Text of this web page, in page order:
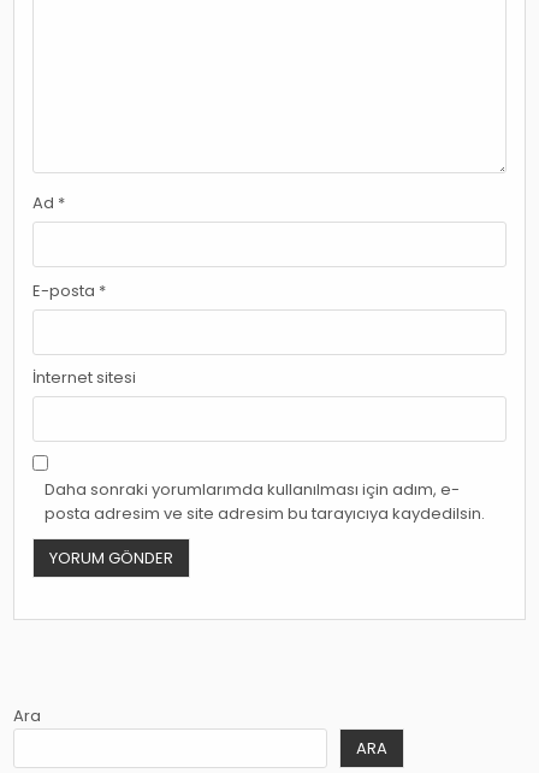
Ad *
E-posta *
İnternet sitesi
Daha sonraki yorumlarımda kullanılması için adım, e-
posta adresim ve site adresim bu tarayıcıya kaydedilsin.
Ara
ARA